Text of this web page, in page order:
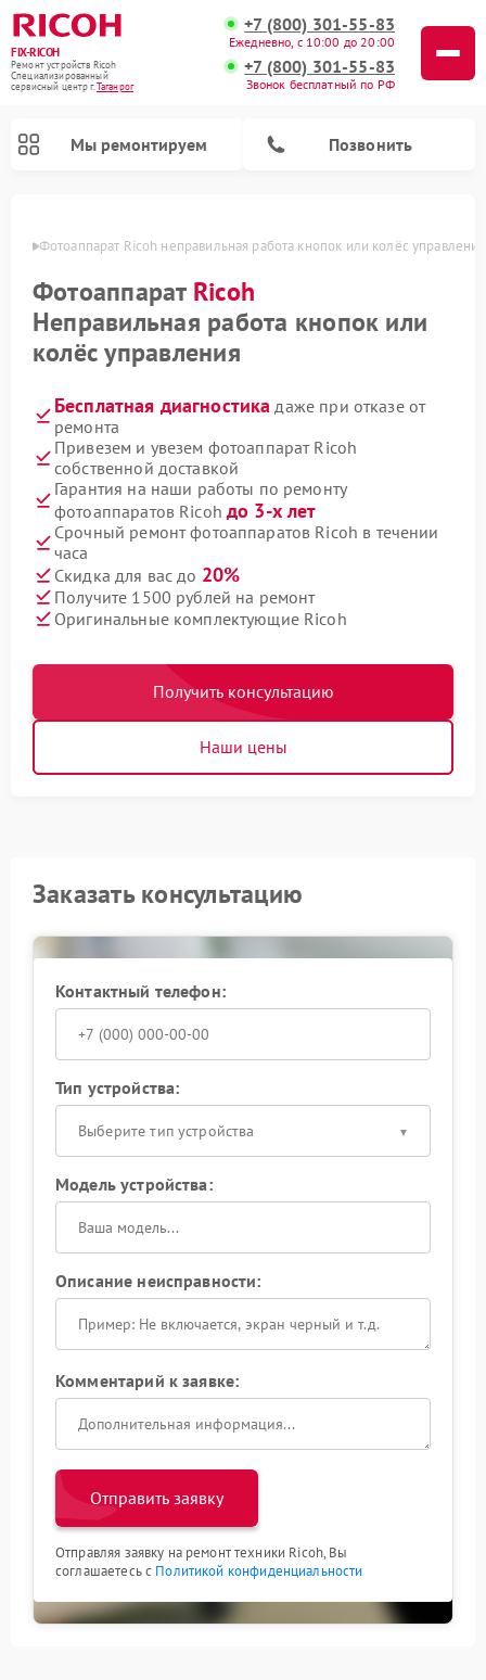
FIX-RICOH
Ремонт устройств Ricoh
Специализированный
cервисный центр г.Таганрог
+7 (800) 301-55-83
Ежедневно, с 10:00 до 20:00
+7 (800) 301-55-83
Звонок бесплатный по РФ
Мы ремонтируем Позвонить
Фотоаппарат Ricoh неправильная работа кнопок или колёс управления
Фотоаппарат Ricoh
Неправильная работа кнопок или
колёс управления
Бесплатная диагностика даже при отказе от
ремонта
Привезем и увезем фотоаппарат Ricoh
собственной доставкой
Гарантия на наши работы по ремонту
фотоаппаратов Ricohдо 3-х лет
Срочный ремонт фотоаппаратов Ricoh в течении
часа
Скидка для вас до 20%
Получите 1500 рублей на ремонт
Оригинальные комплектующие Ricoh
Получить консультацию
Наши цены
Заказать консультацию
Контактный телефон:
Тип устройства:
Выберите тип устройства
Модель устройства:
Описание неисправности:
Комментарий к заявке:
Отправить заявку
Отправляя заявку на ремонт техники Ricoh, Вы
соглашаетесь с Политикой конфиденциальности